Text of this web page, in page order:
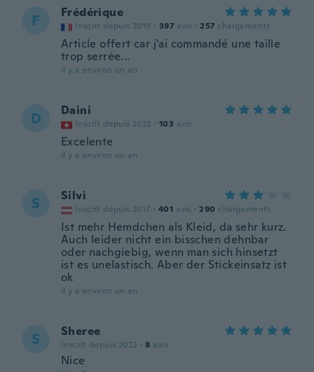
F Frédérique
Inscrit depuis 2019 · 397 avis · 257 chargements
Article offert car j'ai commandé une taille
trop serrée...
il y a environ un an
D Daini
Inscrit depuis 2022 · 103 avis
Excelente
il y a environ un an
S Silvi
Inscrit depuis 2017 · 401 avis · 290 chargements
Ist mehr Hemdchen als Kleid, da sehr kurz.
Auch leider nicht ein bisschen dehnbar
oder nachgiebig, wenn man sich hinsetzt
ist es unelastisch. Aber der Stickeinsatz ist
ok
il y a environ un an
S Sheree
Inscrit depuis 2022 · 8 avis
Nice